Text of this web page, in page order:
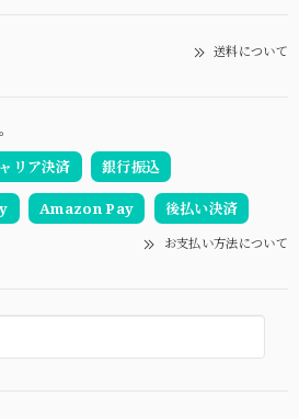
送料について
リア決済 銀行振込
Amazon Pay 後払い決済
お支払い方法について